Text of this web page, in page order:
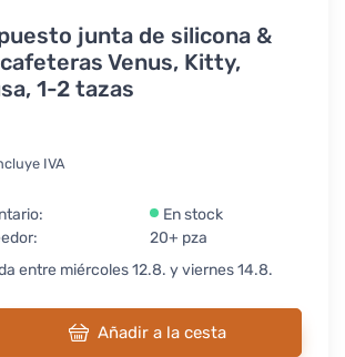
junta de silicona &
Venus, Kitty,
1-2 tazas
IVA
En stock
20+ pza
entre miércoles 12.8. y viernes 14.8.
Añadir a la cesta